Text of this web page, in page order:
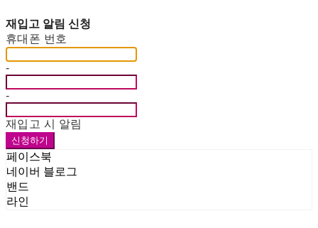
재입고 알림 신청
휴대폰 번호
-
-
재입고 시 알림
신청하기
페이스북
네이버 블로그
밴드
라인